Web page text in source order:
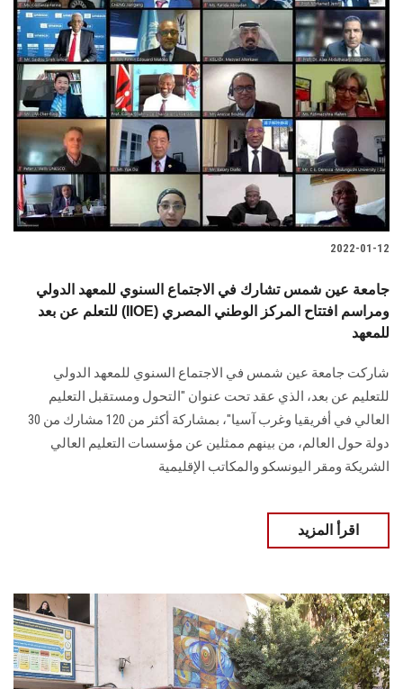
2022-01-12
جامعة عين شمس تشارك في الاجتماع السنوي للمعهد الدولي
للتعلم عن بعد (IIOE) ومراسم افتتاح المركز الوطني المصري
للمعهد
شاركت جامعة عين شمس في الاجتماع السنوي للمعهد الدولي
للتعليم عن بعد، الذي عقد تحت عنوان "التحول ومستقبل التعليم
العالي في أفريقيا وغرب آسيا"، بمشاركة أكثر من 120 مشارك من 30
دولة حول العالم، من بينهم ممثلين عن مؤسسات التعليم العالي
الشريكة ومقر اليونسكو والمكاتب الإقليمية
اقرأ المزيد